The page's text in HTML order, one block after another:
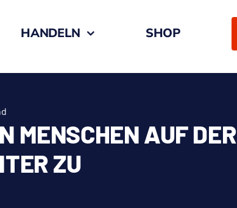
HANDELN SHOP
MENSCHEN AUF DER
ZU